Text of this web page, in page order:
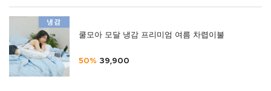
쿨모아 모달 냉감 프리미엄 여름 차렵이불
50% 39,900